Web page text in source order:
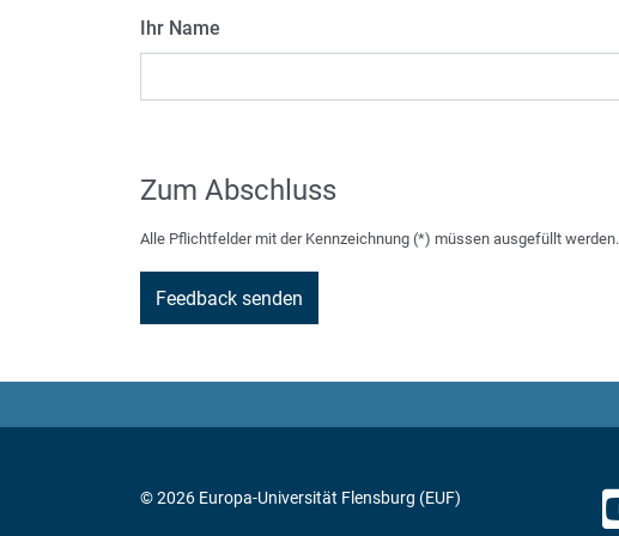
Ihr Name
Zum Abschluss
Alle Pflichtfelder mit der Kennzeichnung (*) müssen ausgefüllt werden.
© 2026 Europa-Universität Flensburg (EUF)